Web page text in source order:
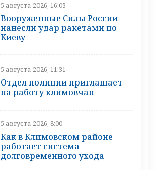
5 августа 2026, 16:03
Вооруженные Силы России
нанесли удар ракетами по
Киеву
5 августа 2026, 11:31
Отдел полиции приглашает
на работу климовчан
5 августа 2026, 8:00
Как в Климовском районе
работает система
долговременного ухода